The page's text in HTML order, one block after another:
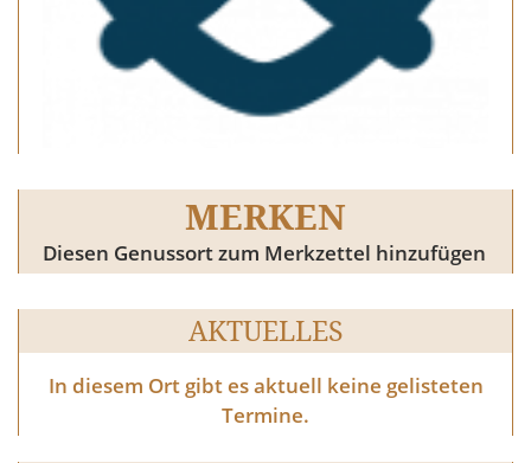
MERKEN
Diesen Genussort zum Merkzettel hinzufügen
AKTUELLES
In diesem Ort gibt es aktuell keine gelisteten
Termine.